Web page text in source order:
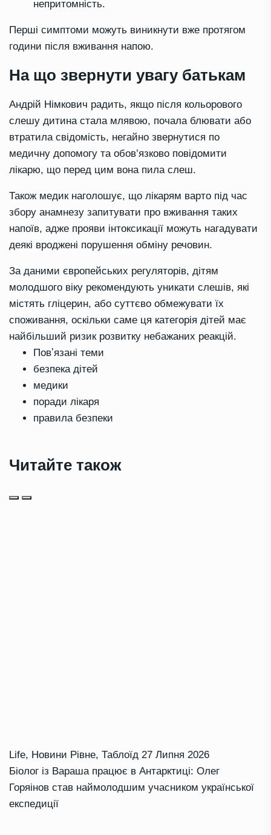
непритомність.
Перші симптоми можуть виникнути вже протягом
години після вживання напою.
На що звернути увагу батькам
Андрій Німкович радить, якщо після кольорового
слешу дитина стала млявою, почала блювати або
втратила свідомість, негайно звернутися по
медичну допомогу та обов’язково повідомити
лікарю, що перед цим вона пила слеш.
Також медик наголошує, що лікарям варто під час
збору анамнезу запитувати про вживання таких
напоїв, адже прояви інтоксикації можуть нагадувати
деякі вроджені порушення обміну речовин.
За даними європейських регуляторів, дітям
молодшого віку рекомендують уникати слешів, які
містять гліцерин, або суттєво обмежувати їх
споживання, оскільки саме ця категорія дітей має
найбільший ризик розвитку небажаних реакцій.
Повʼязані теми
безпека дітей
медики
поради лікаря
правила безпеки
Читайте також
Life, Новини Рівне, Таблоїд 27 Липня 2026
Біолог із Вараша працює в Антарктиці: Олег
Горяінов став наймолодшим учасником української
експедиції